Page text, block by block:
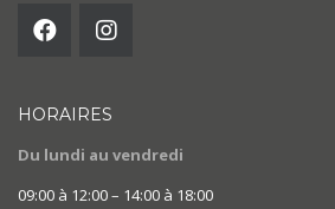
HORAIRES
Du lundi au vendredi
09:00 à 12:00 – 14:00 à 18:00